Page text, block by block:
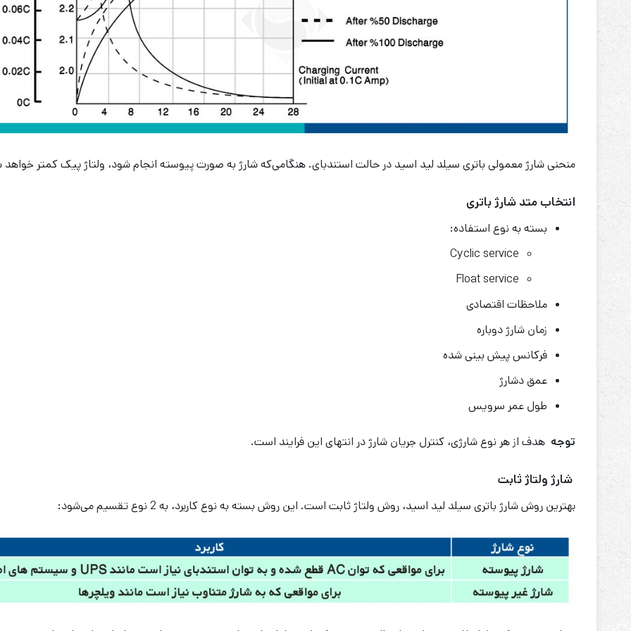
منحنی شارژ معمولی باتری سیلد لید اسید در حالت استندبای. هنگامی‌که شارژ به صورت پیوسته انجام شود، ولتاژ پیک کمتر
انتخاب متد شارژ باتری
بسته به نوع استفاده:
Cyclic service
Float service
ملاحظات اقتصادی
زمان شارژ دوباره
فرکانس پیش بینی شده
عمق دشارژ
طول عمر سرویس
توجه هدف از هر نوع شارژی، کنترل جریان شارژ در انتهای این فرایند است.
شارژ ولتاژ ثابت
بهترین روش شارژ باتری سیلد لید اسید، روش ولتاژ ثابت است. این روش بسته به نوع کاربرد، به 2 نوع تقسیم می‌شود: